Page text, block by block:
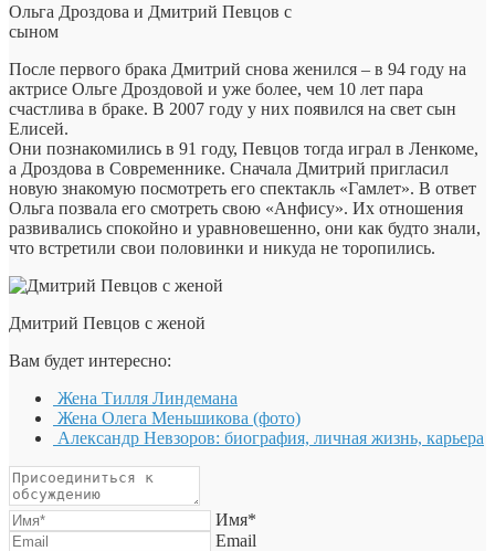
Ольга Дроздова и Дмитрий Певцов с
сыном
После первого брака Дмитрий снова женился – в 94 году на
актрисе Ольге Дроздовой и уже более, чем 10 лет пара
счастлива в браке. В 2007 году у них появился на свет сын
Елисей.
Они познакомились в 91 году, Певцов тогда играл в Ленкоме,
а Дроздова в Современнике. Сначала Дмитрий пригласил
новую знакомую посмотреть его спектакль «Гамлет». В ответ
Ольга позвала его смотреть свою «Анфису». Их отношения
развивались спокойно и уравновешенно, они как будто знали,
что встретили свои половинки и никуда не торопились.
Дмитрий Певцов с женой
Вам будет интересно:
Жена Тилля Линдемана
Жена Олега Меньшикова (фото)
Александр Невзоров: биография, личная жизнь, карьера
Имя*
Email